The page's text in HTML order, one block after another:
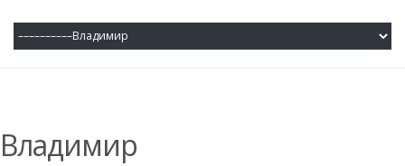
Владимир